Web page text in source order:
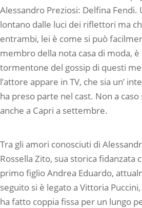
Alessandro Preziosi: Delfina Fendi.
lontano dalle luci dei riflettori ma
entrambi, lei è come si può
membro della nota casa di moda,
tormentone del gossip di questi
l’attore appare in TV, che sia un’
ha preso parte nel cast. Non a
anche a Capri a settembre.
Tra gli amori conosciuti di
Rossella Zito, sua storica fidanzata
primo figlio Andrea Eduardo,
seguito si è legato a Vittoria
ha fatto coppia fissa per un lungo